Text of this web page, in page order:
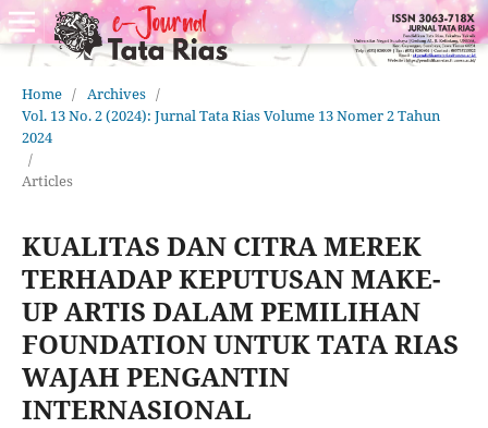
Home / Archives /
Vol. 13 No. 2 (2024): Jurnal Tata Rias Volume 13 Nomer 2 Tahun
2024
/
Articles
KUALITAS DAN CITRA MEREK
TERHADAP KEPUTUSAN MAKE-
UP ARTIS DALAM PEMILIHAN
FOUNDATION UNTUK TATA RIAS
WAJAH PENGANTIN
INTERNASIONAL